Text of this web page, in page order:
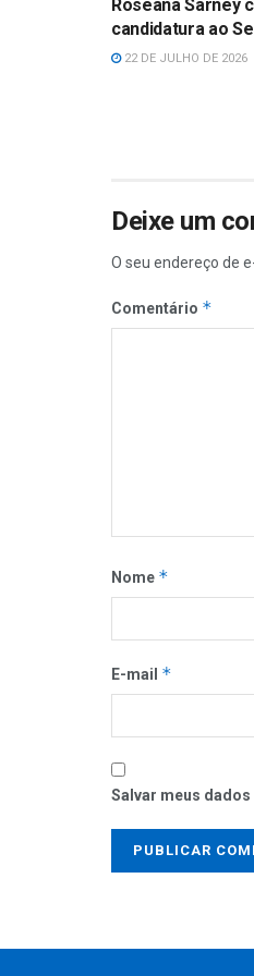
Roseana Sarney
candidatura ao
22 DE JULHO DE 2026
Deixe um
O seu endereço de
Comentário *
Nome *
E-mail *
Salvar meus